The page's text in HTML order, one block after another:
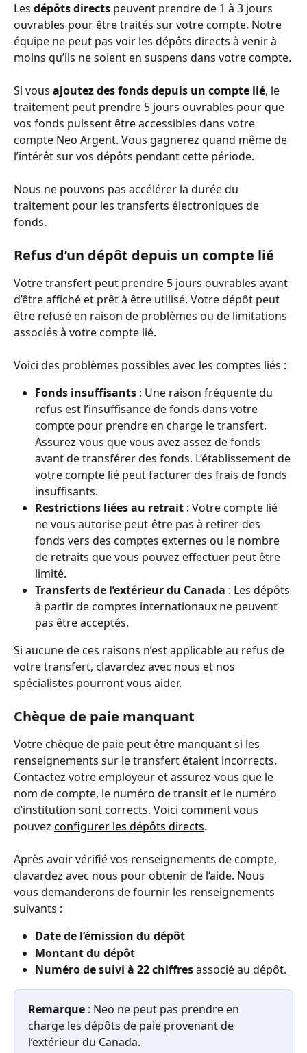
Les dépôts directs peuvent prendre de 1 à 3 jours
ouvrables pour être traités sur votre compte. Notre
équipe ne peut pas voir les dépôts directs à venir à
moins qu’ils ne soient en suspens dans votre compte.
Si vous ajoutez des fonds depuis un compte lié, le
traitement peut prendre 5 jours ouvrables pour que
vos fonds puissent être accessibles dans votre
compte Neo Argent. Vous gagnerez quand même de
l’intérêt sur vos dépôts pendant cette période.
Nous ne pouvons pas accélérer la durée du
traitement pour les transferts électroniques de
fonds.
Refus d’un dépôt depuis un compte lié
Votre transfert peut prendre 5 jours ouvrables avant
d’être affiché et prêt à être utilisé. Votre dépôt peut
être refusé en raison de problèmes ou de limitations
associés à votre compte lié.
Voici des problèmes possibles avec les comptes liés :
Fonds insuffisants : Une raison fréquente du
refus est l’insuffisance de fonds dans votre
compte pour prendre en charge le transfert.
Assurez-vous que vous avez assez de fonds
avant de transférer des fonds. L’établissement de
votre compte lié peut facturer des frais de fonds
insuffisants.
Restrictions liées au retrait : Votre compte lié
ne vous autorise peut-être pas à retirer des
fonds vers des comptes externes ou le nombre
de retraits que vous pouvez effectuer peut être
limité.
Transferts de l’extérieur du Canada : Les dépôts
à partir de comptes internationaux ne peuvent
pas être acceptés.
Si aucune de ces raisons n’est applicable au refus de
votre transfert, clavardez avec nous et nos
spécialistes pourront vous aider.
Chèque de paie manquant
Votre chèque de paie peut être manquant si les
renseignements sur le transfert étaient incorrects.
Contactez votre employeur et assurez-vous que le
nom de compte, le numéro de transit et le numéro
d’institution sont corrects. Voici comment vous
pouvez configurer les dépôts directs.
Après avoir vérifié vos renseignements de compte,
clavardez avec nous pour obtenir de l‘aide. Nous
vous demanderons de fournir les renseignements
suivants :
Date de l’émission du dépôt
Montant du dépôt
Numéro de suivi à 22 chiffres associé au dépôt.
Remarque : Neo ne peut pas prendre en
charge les dépôts de paie provenant de
l’extérieur du Canada.